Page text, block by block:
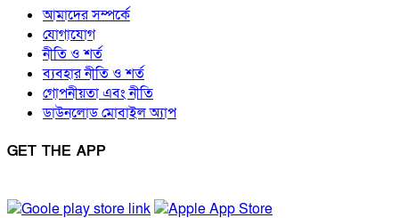
আমাদের সম্পর্কে
যোগাযোগ
নীতি ও শর্ত
ব্যবহার নীতি ও শর্ত
গোপনীয়তা এবং নীতি
ডাউনলোড মোবাইল অ্যাপ
GET THE APP